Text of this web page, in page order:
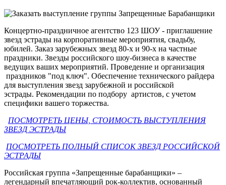
Концертно-праздничное агентство 123 ШОУ - приглашение
звезд эстрады на корпоративные мероприятия, свадьбу,
юбилей. Заказ зарубежных звезд 80-х и 90-х на частные
праздники. Звезды российского шоу-бизнеса в качестве
ведущих ваших мероприятий. Проведение и организация
праздников "под ключ". Обеспечение технического райдера
для выступления звезд зарубежной и российской
эстрады. Рекомендации по подбору артистов, с учетом
специфики вашего торжества.
ПОСМОТРЕТЬ ЦЕНЫ, СТОИМОСТЬ ВЫСТУПЛЕНИЯ
ЗВЕЗД ЭСТРАДЫ
ПОСМОТРЕТЬ ПОЛНЫЙ СПИСОК ЗВЕЗД РОССИЙСКОЙ
ЭСТРАДЫ
Российская группа «Запрещенные барабанщики» –
легендарный впечатляющий рок-коллектив, основанный